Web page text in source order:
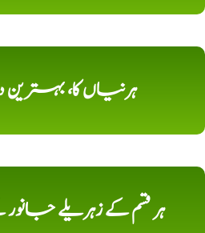
ہرنیاں کا،
ہر قسم کے زہریلے جانور